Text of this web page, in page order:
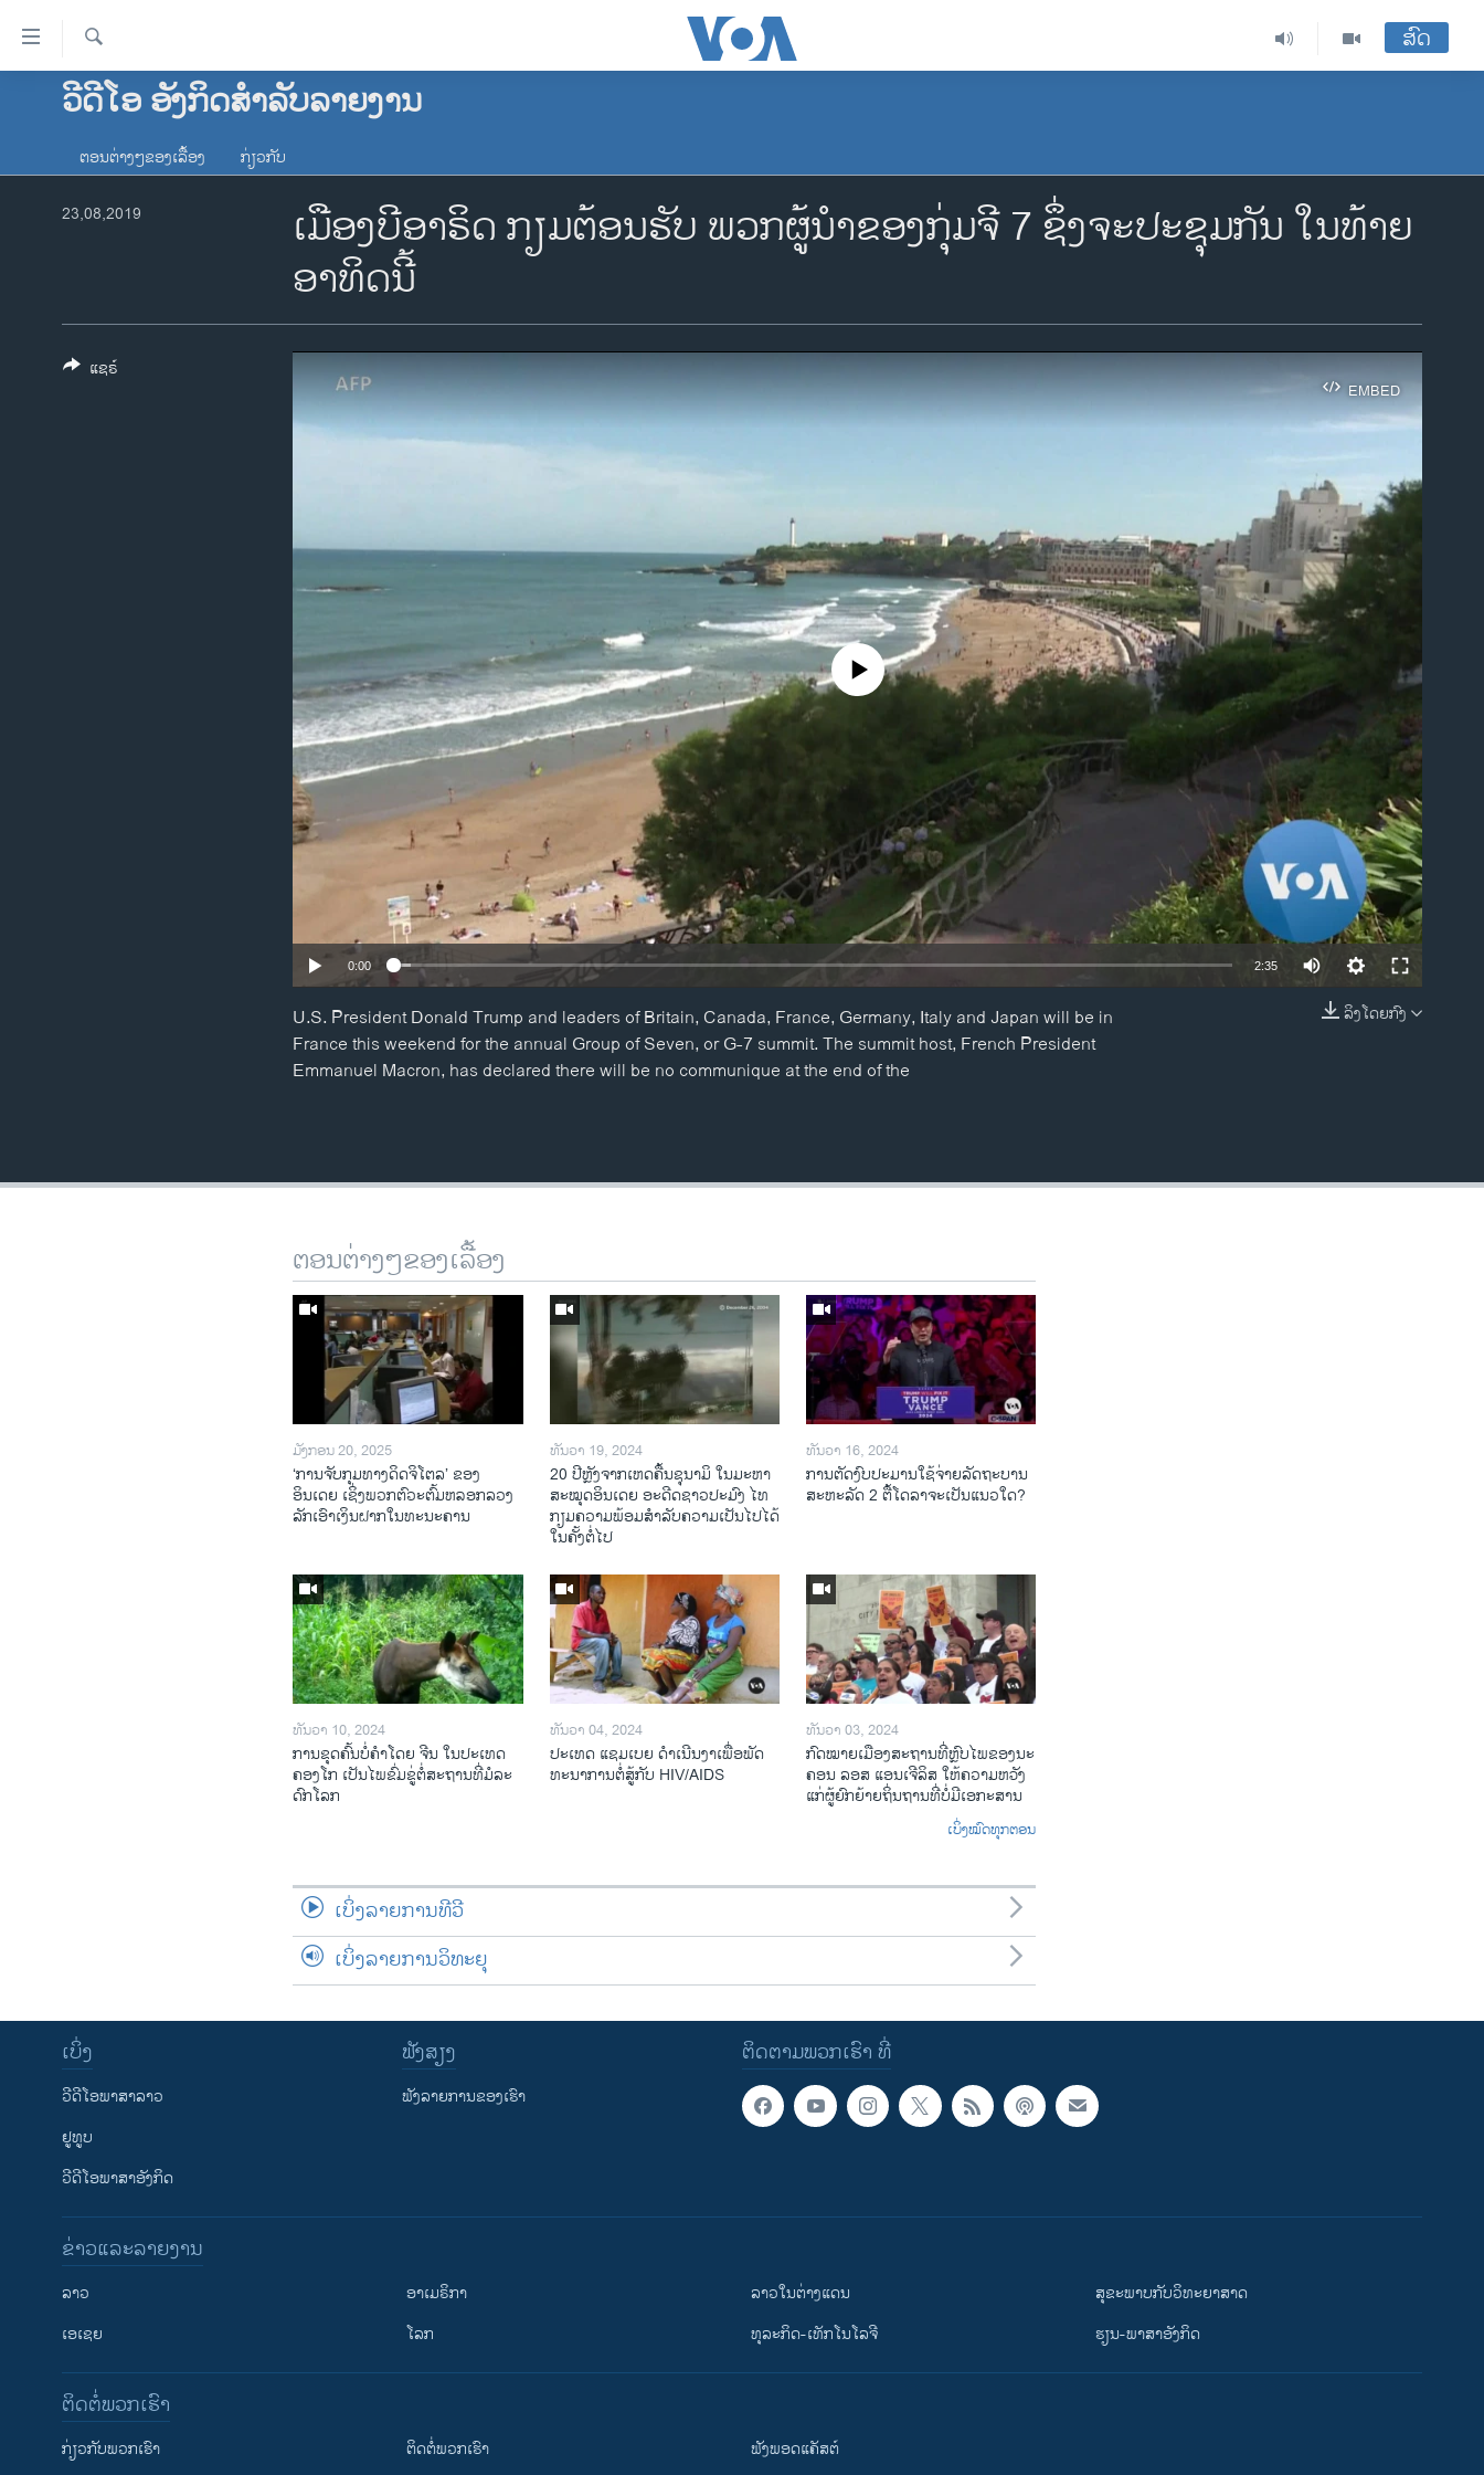
ລິ້ງ
ສຳຫລັບ
ຂ້າມ
ໂຮມເພຈ
ອາເມຣິກາ
ການເລືອກຕັ້ງ ປະທານາທີບໍດີ ສະຫະລັດ
ເອເຊຍ
ຄົ້ນຫາ
ສົດ
ວີດີໂອ ອັງກິດສຳລັບລາຍງານ
ຕອນຕ່າງໆຂອງເລື້ອງ ກ່ຽວກັບ
​ເມືອງ​ບີ​ອາ​ຣິດ ກຽມ​ຕ້ອນ​ຮັບ ພວກ​ຜູ້​ນຳ​ຂອງ​ກຸ່ມ​ຈີ 7 ຊຶ່ງ​ຈະ​ປະ​ຊຸມ​ກັນ ໃນ​ທ້າຍ​
ອາ​ທິດນີ້
23,08,2019
EMBED
EMBED
No media source currently available
0:00 2:35
ລິງໂດຍກົງ
U.S. President Donald Trump and leaders of Britain, Canada, France, Germany, Italy and Japan will be in
France this weekend for the annual Group of Seven, or G-7 summit. The summit host, French President
Emmanuel Macron, has declared there will be no communique at the end of the
ແຊຣ໌
ຕອນຕ່າງໆຂອງເລື້ອງ
ມັງກອນ 20, 2025
‘ການຈັບກຸມທາງດິດຈິໂຕລ’ ຂອງ
ອິນເດຍ ເຊິ່ງພວກຕົວະຕົ້ມຫລອກລວງ
ລັກເອົາເງິນຝາກໃນທະນະຄານ
ທັນວາ 19, 2024
20 ປີຫຼັງ​ຈາກ​ເຫດ​ຄື້ນ​ຊຸ​ນາ​ມິ ໃນ​ມະ​ຫາ​
ສະ​ໝຸດ​ອິນ​ເດຍ ອະ​ດີດ​ຊາວ​ປະ​ມົງ ໄທ
ກຽມ​ຄວາມ​ພ້ອມ​ສຳ​ລັບ​ຄວາມ​ເປັນ​ໄປ​ໄດ້​
ໃນ​ຄັ້ງ​ຕໍ່​ໄປ
ທັນວາ 16, 2024
ການ​ຕັດ​ງົບ​ປະ​ມານ​ໃຊ້​ຈ່າຍ​ລັດ​ຖະ​ບານ
ສະ​ຫະ​ລັດ 2 ຕື້​ໂດ​ລາ​ຈະ​ເປັນ​ແນວ​ໃດ?
ທັນວາ 10, 2024
ການ​ຂຸດ​ຄົ້ນ​ບໍ່​ຄຳ​ໂດຍ ຈີນ ໃນ​ປະ​ເທດ
ຄອງ​ໂກ ເປັນ​ໄພ​ຂົ່ມ​ຂູ່​ຕໍ່​ສະ​ຖານ​ທີ່​ມໍ​ລະ​
ດົກ​ໂລກ​
ທັນວາ 04, 2024
ປະ​ເທດ ແຊມ​ເບຍ ດຳ​ເນີນ​ງາ​ເພື່ອ​ພັດ​
ທະ​ນາ​ການ​ຕໍ່​ສູ້​ກັບ​ HIV/AIDS
ທັນວາ 03, 2024
ກົດ​ໝາຍ​ເມືອງ​ສະ​ຖານ​ທີ່ຫຼົບ​ໄພ​ຂອງ​ນະ​
ຄອນ ລອ​ສ ແອນ​ເຈີ​ລິ​ສ ໃຫ້​ຄວາມ​ຫວັງ​
ແກ່​ຜູ້​ຍົກ​ຍ້າຍ​ຖິ່ນ​ຖານ​ທີ່ບໍ່​ມີ​ເອ​ກະ​ສານ
ເບິ່ງໝົດທຸກຕອນ
ເບິ່ງລາຍການທີວີ
ເບິ່ງລາຍການວິທະຍຸ
ຕິດຕາມພວກເຮົາ ທີ່
ເບິ່ງ
ວີດີໂອພາສາລາວ
ຢູທູບ
ວີດີໂອພາສາອັງກິດ
ຟັງສຽງ
ຟັງລາຍການຂອງເຮົາ
ຂ່າວແລະລາຍງານ
ລາວ
ເອເຊຍ
ອາເມຣິກາ
ໂລກ
ລາວໃນຕ່າງແດນ
ທຸລະກິດ-ເທັກໂນໂລຈີ
ສຸຂະພາບກັບວິທະຍາສາດ
ຮຽນ-ພາສາອັງກິດ
ຕິດຕໍ່ພວກເຮົາ
ກ່ຽວກັບພວກເຮົາ ຕິດຕໍ່ພວກເຮົາ ຟັງພອດແຄັສຕ໌